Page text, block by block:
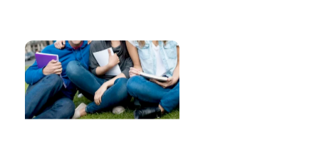
Intercâmbio
na
Europa:
uma